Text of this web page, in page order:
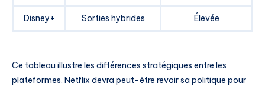
Disney+ Sorties hybrides Élevée
Ce tableau illustre les différences stratégiques entre les
plateformes. Netflix devra peut-être revoir sa politique pour